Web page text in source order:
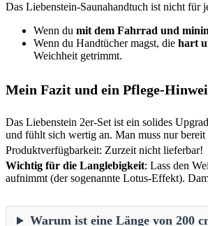
Das Liebenstein-Saunahandtuch ist nicht für
Wenn du mit dem Fahrrad und
Wenn du Handtücher magst, die hart
Weichheit getrimmt.
Mein Fazit und ein Pflege-
Das Liebenstein 2er-Set ist ein solides
und fühlt sich wertig an. Man muss nur
Produktverfügbarkeit: Zurzeit nicht lieferbar!
Wichtig für die Langlebigkeit: Lass den
aufnimmt (der sogenannte Lotus-Effekt).
Warum ist eine Länge von 200